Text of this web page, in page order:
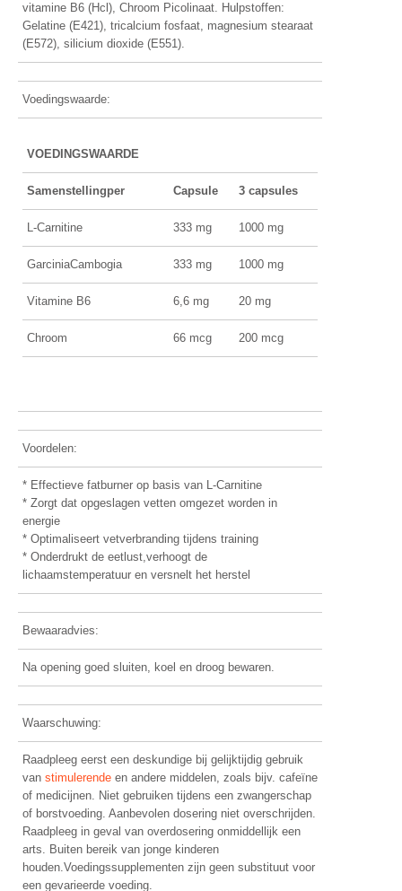
vitamine B6 (Hcl), Chroom Picolinaat. Hulpstoffen:
Gelatine (E421), tricalcium fosfaat, magnesium stearaat
(E572), silicium dioxide (E551).
Voedingswaarde:
VOEDINGSWAARDE
Samenstellingper Capsule 3 capsules
L-Carnitine 333 mg 1000 mg
GarciniaCambogia 333 mg 1000 mg
Vitamine B6 6,6 mg 20 mg
Chroom 66 mcg 200 mcg
Voordelen:
* Effectieve fatburner op basis van L-Carnitine
* Zorgt dat opgeslagen vetten omgezet worden in
energie
* Optimaliseert vetverbranding tijdens training
* Onderdrukt de eetlust,verhoogt de
lichaamstemperatuur en versnelt het herstel
Bewaaradvies:
Na opening goed sluiten, koel en droog bewaren.
Waarschuwing:
Raadpleeg eerst een deskundige bij gelijktijdig gebruik
van stimulerende en andere middelen, zoals bijv. cafeïne
of medicijnen. Niet gebruiken tijdens een zwangerschap
of borstvoeding. Aanbevolen dosering niet overschrijden.
Raadpleeg in geval van overdosering onmiddellijk een
arts. Buiten bereik van jonge kinderen
houden.Voedingssupplementen zijn geen substituut voor
een gevarieerde voeding.